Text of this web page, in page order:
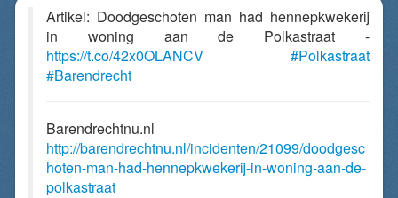
Artikel: Doodgeschoten man had hennepkwekerij
in woning aan de Polkastraat -
https://t.co/42x0OLANCV
#Polkastraat
#Barendrecht
Barendrechtnu.nl
http://barendrechtnu.nl/incidenten/21099/doodgesc
hoten-man-had-hennepkwekerij-in-woning-aan-de-
polkastraat